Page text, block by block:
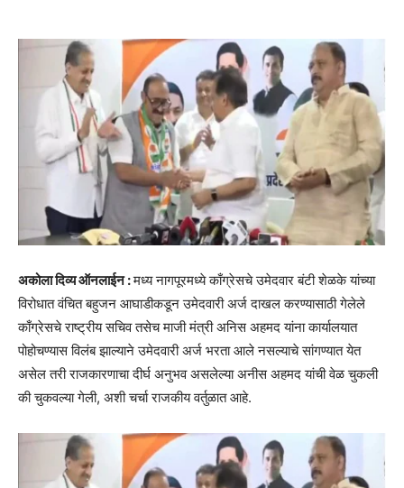
अकोला दिव्य ऑनलाईन :मध्य नागपूरमध्ये काँग्रेसचे उमेदवार बंटी शेळके यांच्या
विरोधात वंचित बहुजन आघाडीकडून उमेदवारी अर्ज दाखल करण्यासाठी गेलेले
काँग्रेसचे राष्ट्रीय सचिव तसेच माजी मंत्री अनिस अहमद यांना कार्यालयात
पोहोचण्यास विलंब झाल्याने उमेदवारी अर्ज भरता आले नसल्याचे सांगण्यात येत
असेल तरी राजकारणाचा दीर्घ अनुभव असलेल्या अनीस अहमद यांची वेळ चुकली
की चुकवल्या गेली, अशी चर्चा राजकीय वर्तुळात आहे.